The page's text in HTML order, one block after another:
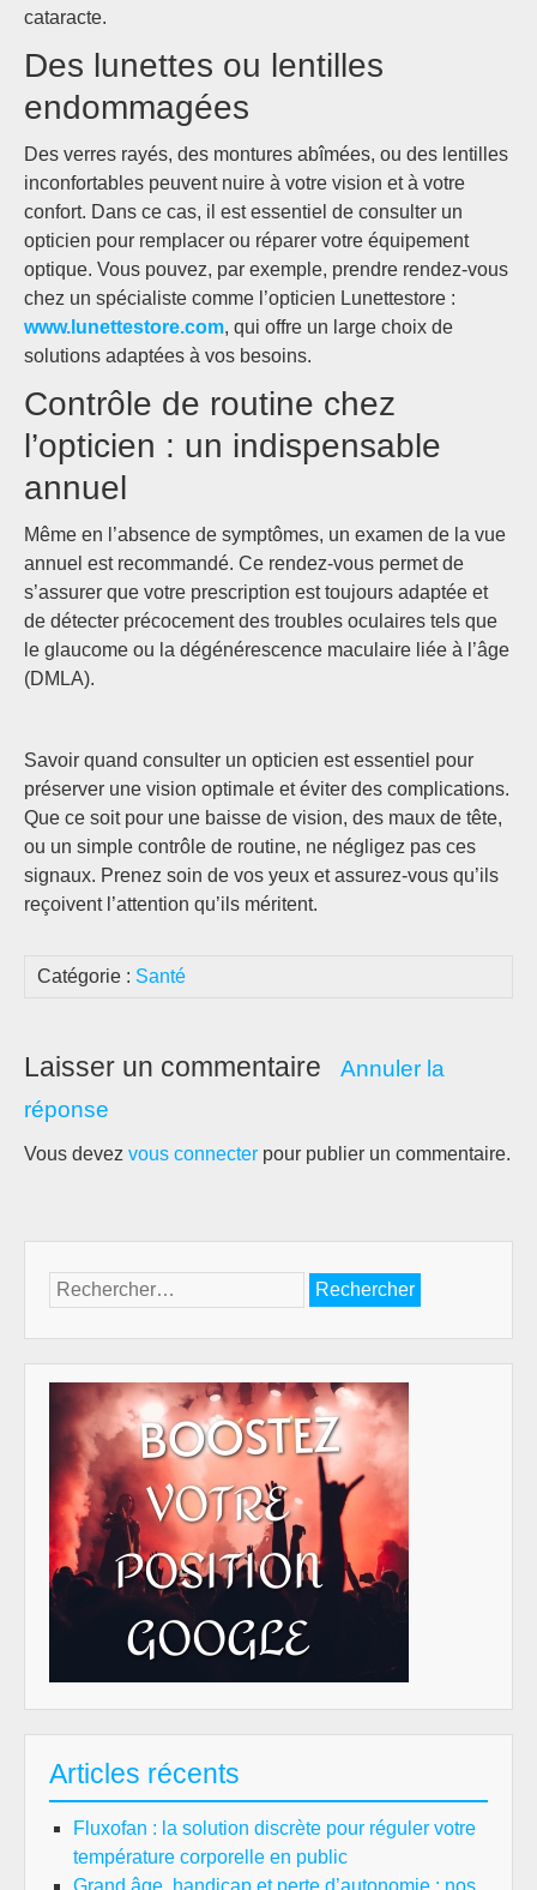
cataracte.
Des lunettes ou lentilles
endommagées
Des verres rayés, des montures abîmées, ou des lentilles
inconfortables peuvent nuire à votre vision et à votre
confort. Dans ce cas, il est essentiel de consulter un
opticien pour remplacer ou réparer votre équipement
optique. Vous pouvez, par exemple, prendre rendez-vous
chez un spécialiste comme l’opticien Lunettestore :
www.lunettestore.com, qui offre un large choix de
solutions adaptées à vos besoins.
Contrôle de routine chez
l’opticien : un indispensable
annuel
Même en l’absence de symptômes, un examen de la vue
annuel est recommandé. Ce rendez-vous permet de
s’assurer que votre prescription est toujours adaptée et
de détecter précocement des troubles oculaires tels que
le glaucome ou la dégénérescence maculaire liée à l’âge
(DMLA).
Savoir quand consulter un opticien est essentiel pour
préserver une vision optimale et éviter des complications.
Que ce soit pour une baisse de vision, des maux de tête,
ou un simple contrôle de routine, ne négligez pas ces
signaux. Prenez soin de vos yeux et assurez-vous qu’ils
reçoivent l’attention qu’ils méritent.
Catégorie : Santé
Laisser un commentaire
Annuler la
réponse
Vous devez vous connecter pour publier un commentaire.
Rechercher :
Articles récents
Fluxofan : la solution discrète pour réguler votre
température corporelle en public
Grand âge, handicap et perte d’autonomie : nos